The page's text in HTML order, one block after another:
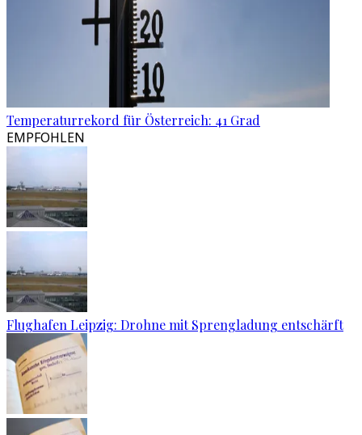
Temperaturrekord für Österreich: 41 Grad
EMPFOHLEN
Flughafen Leipzig: Drohne mit Sprengladung entschärft